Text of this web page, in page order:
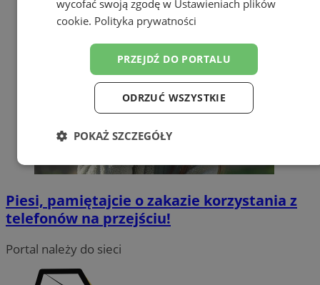
Piesi, pamiętajcie o zakazie korzystania z
telefonów na przejściu!
Portal należy do sieci
wycofać swoją zgodę w Ustawieniach plików
cookie. Polityka prywatności
PRZEJDŹ DO PORTALU
ODRZUĆ WSZYSTKIE
POKAŻ SZCZEGÓŁY
Niezbędne Wydajność Targetowanie
Funkcjonalność